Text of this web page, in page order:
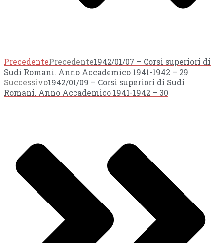
PrecedentePrecedente1942/01/07 – Corsi superiori di
Sudi Romani. Anno Accademico 1941-1942 – 29
Successivo1942/01/09 – Corsi superiori di Sudi
Romani. Anno Accademico 1941-1942 – 30